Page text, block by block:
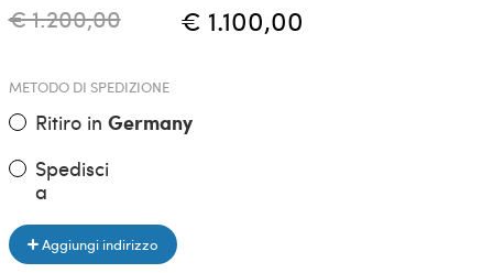
€ 1.200,00 € 1.100,00
METODO DI SPEDIZIONE
Ritiro in Germany
Spedisci
a
Aggiungi indirizzo